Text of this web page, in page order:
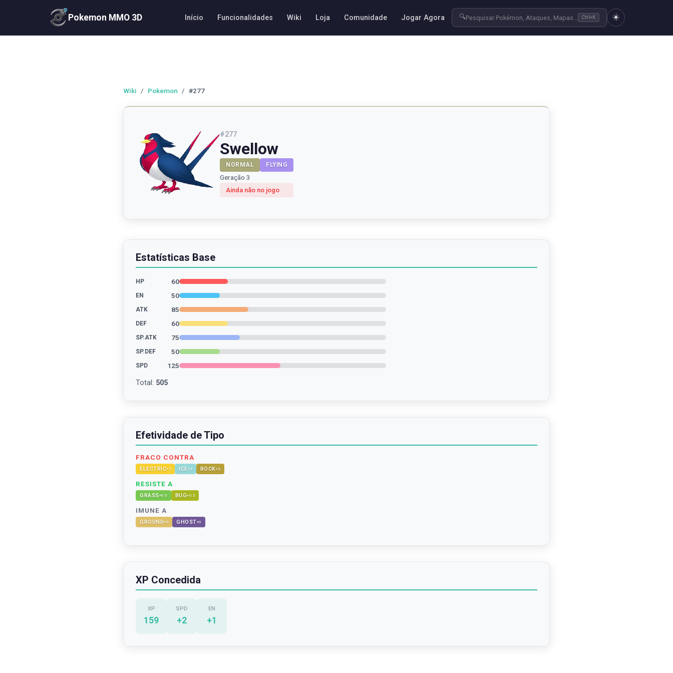
Pokemon MMO 3D Início Funcionalidades Wiki Loja Comunidade Jogar Agora 🔍Pesquisar Pokémon, Ataques, Mapas... Ctrl+K ☀️
Wiki / Pokemon / #277
#277
Swellow
NORMAL FLYING
Geração 3
Ainda não no jogo
Estatísticas Base
HP 60
EN 50
ATK 85
DEF 60
SP.ATK 75
SP.DEF 50
SPD 125
Total : 505
Efetividade de Tipo
FRACO CONTRA
ELECTRIC× 2 ICE×2 ROCK×2
RESISTE A
GRASS×0.5 BUG×0.5
IMUNE A
GROUND×0 GHOST×0
XP Concedida
XP
159
SPD
+2
EN
+1